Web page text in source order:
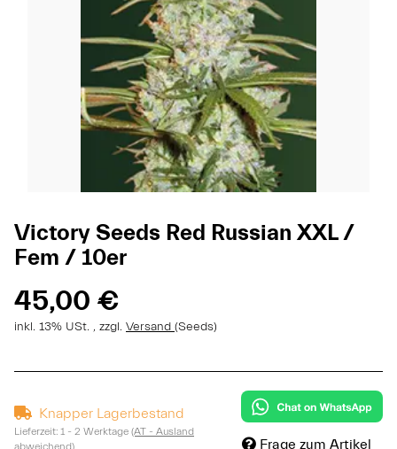
Victory Seeds Red Russian XXL /
Fem / 10er
45,00 €
inkl. 13% USt. , zzgl. Versand (Seeds)
Knapper Lagerbestand
Lieferzeit: 1 - 2 Werktage (AT - Ausland
abweichend)
Frage zum Artikel